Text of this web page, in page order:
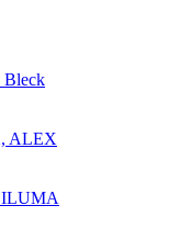
Bleck
ALEX
ILUMA